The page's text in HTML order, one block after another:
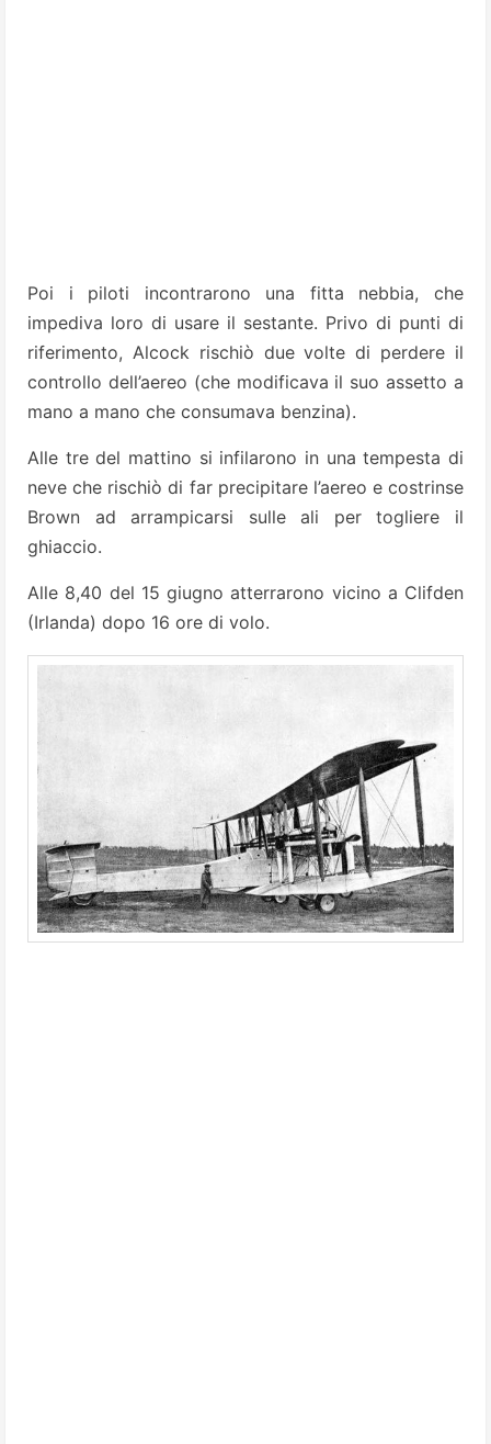
Poi i piloti incontrarono una fitta nebbia, che
impediva loro di usare il sestante. Privo di punti di
riferimento, Alcock rischiò due volte di perdere il
controllo dell’aereo (che modificava il suo assetto a
mano a mano che consumava benzina).
Alle tre del mattino si infilarono in una tempesta di
neve che rischiò di far precipitare l’aereo e costrinse
Brown ad arrampicarsi sulle ali per togliere il
ghiaccio.
Alle 8,40 del 15 giugno atterrarono vicino a Clifden
(Irlanda) dopo 16 ore di volo.